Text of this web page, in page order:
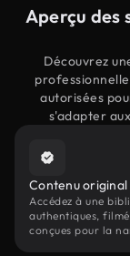
Aperçu des
Découvrez
autorisées
s'adapter
Contenu original
Accédez à une
authentiques,
conçues pour la